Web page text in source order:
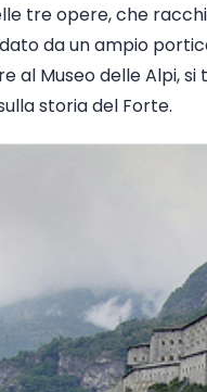
tre opere, che
da un ampio
al Museo delle Alpi,
storia del Forte.